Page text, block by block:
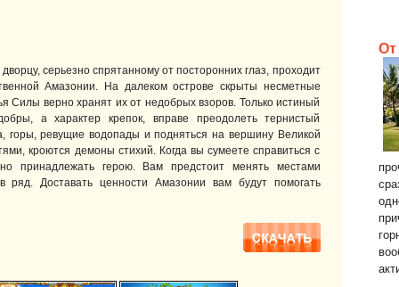
серьезно спрятанному от посторонних глаз, проходит
Амазонии. На далеком острове скрыты несметные
Силы верно хранят их от недобрых взоров. Только истиный
а характер крепок, вправе преодолеть тернистый
горы, ревущие водопады и подняться на вершину Великой
кроются демоны стихий. Когда вы сумеете справиться с
принадлежать герою. Вам предстоит менять местами
Доставать ценности Амазонии вам будут помогать
От